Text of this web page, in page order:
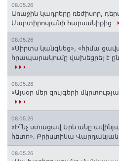
08.05.26
Առաջին կադրերը ռեժիսոր,
Մարտիրոսյանի հարսանիքից
08.05.26
«Սիրտս կանգնեց», «հիմա
հրապարակումը վախեցրել է
08.05.26
«Այսօր մեր զույգերի
08.05.26
«Ի՞նչ ստացավ Երևանը
հետո»․ Քրիստինա Վարդանյան
08.05.26